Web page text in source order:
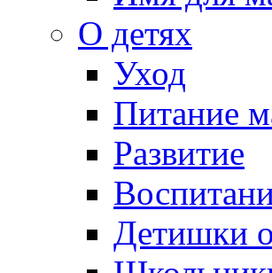
О детях
Уход
Питание
Развитие
Детишки